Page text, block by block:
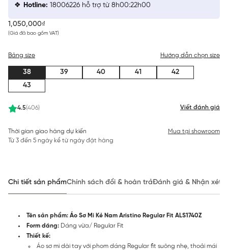
1,050,000₫
(Giá đã bao gồm VAT)
4.5(406) Viết đánh giá
Bảng size Hướng dẫn chọn size
38 39 40 41
42
43
Thời gian giao hàng dự kiến
Từ 3 đến 5 ngày kể từ ngày đặt hàng
Mua tại showroom
Hotline: 18006226 hỗ trợ từ 8h00:22h00
Chi tiết sản phẩmChính sách đổi & hoàn trảĐánh giá & Nhận xét
Tên sản phẩm: Áo Sơ Mi Kẻ Nam Aristino Regular Fit ALS1740Z
Form dáng: Dáng vừa/ Regular Fit
Thiết kế:
Áo sơ mi dài tay với phom dáng Regular fit suông nhẹ, thoải mái